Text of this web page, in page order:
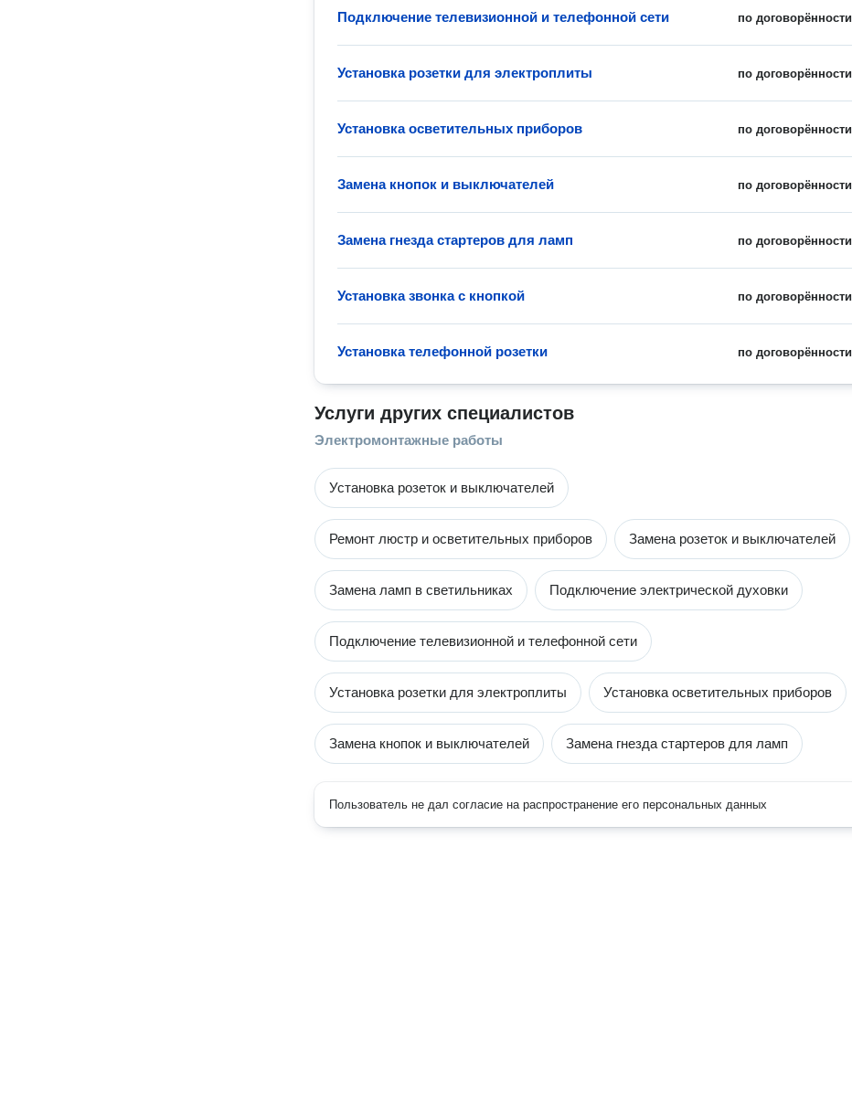
по договорённости
Подключение телевизионной и телефонной сети
по договорённости
Установка розетки для электроплиты
по договорённости
Установка осветительных приборов
по договорённости
Замена кнопок и выключателей
по договорённости
Замена гнезда стартеров для ламп
по договорённости
Установка звонка с кнопкой
по договорённости
Установка телефонной розетки
Услуги других специалистов
Электромонтажные работы
Установка розеток и выключателей
Ремонт люстр и осветительных приборов Замена розеток и выключателей
Замена ламп в светильниках Подключение электрической духовки
Подключение телевизионной и телефонной сети
Установка розетки для электроплиты Установка осветительных приборов
Замена кнопок и выключателей Замена гнезда стартеров для ламп
Пользователь не дал согласие на распространение его персональных данных